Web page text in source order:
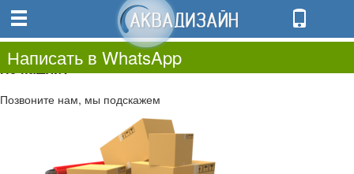
0.00
0
Не нашли?
Позвоните нам, мы подскажем
Написать в WhatsApp